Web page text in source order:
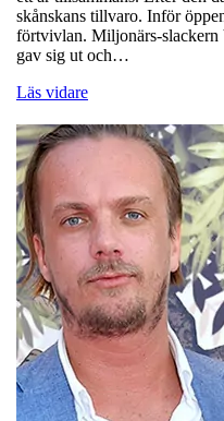
skånskans tillvaro. Inför
förtvivlan. Miljonärs-
gav sig ut och…
Läs vidare